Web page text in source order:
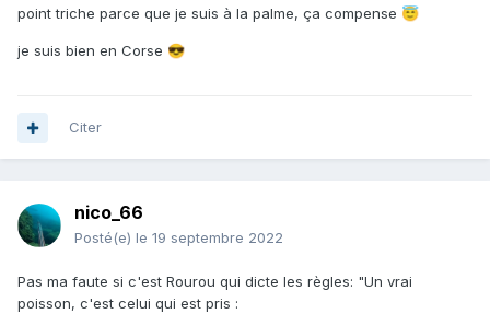
point triche parce que je suis à la palme, ça compense 😇
je suis bien en Corse 😎
Citer
nico_66
Posté(e) le 19 septembre 2022
Pas ma faute si c'est Rourou qui dicte les règles: "Un vrai
poisson, c'est celui qui est pris :